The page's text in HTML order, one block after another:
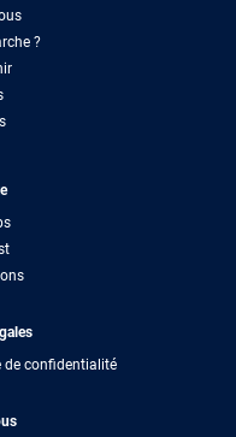
?
de confidentialité